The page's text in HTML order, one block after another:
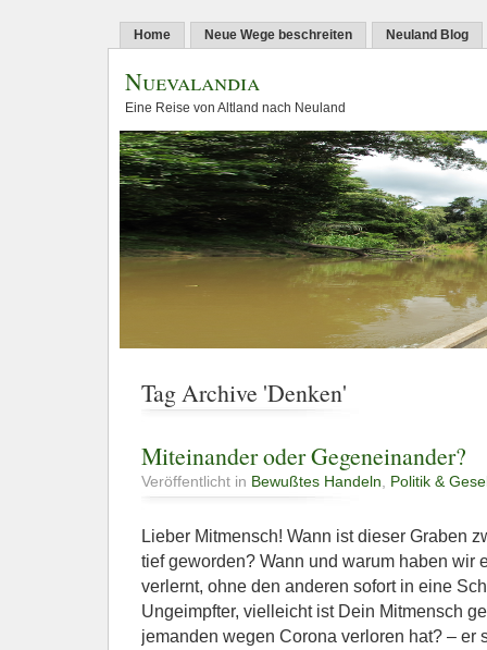
Home Neue Wege beschreiten Neuland Blog
Nuevalandia
Eine Reise von Altland nach Neuland
Tag Archive 'Denken'
Miteinander oder Gegeneinander?
Veröffentlicht in Bewußtes Handeln, Politik &
Lieber Mitmensch! Wann ist dieser Graben
tief geworden? Wann und warum haben wir
verlernt, ohne den anderen sofort in eine
Ungeimpfter, vielleicht ist Dein Mitmensch
jemanden wegen Corona verloren hat? – er